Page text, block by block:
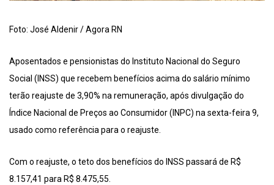
Foto: José Aldenir / Agora RN
Aposentados e pensionistas do Instituto Nacional do Seguro
Social (INSS) que recebem benefícios acima do salário mínimo
terão reajuste de 3,90% na remuneração, após divulgação do
Índice Nacional de Preços ao Consumidor (INPC) na sexta-feira 9,
usado como referência para o reajuste.
Com o reajuste, o teto dos benefícios do INSS passará de R$
8.157,41 para R$ 8.475,55.